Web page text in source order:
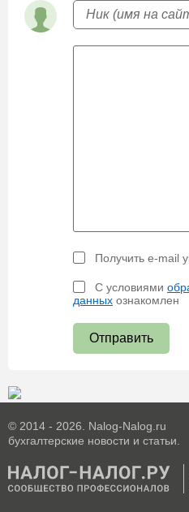
Получить e-mail
С условиями
данных ознакомлен
Отправить
© 2014 - 2026. Nalog-Nalog.ru
бухгалтерские новости и статьи.